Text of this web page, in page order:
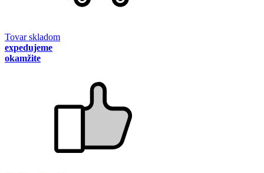
Tovar skladom
expedujeme
okamžite